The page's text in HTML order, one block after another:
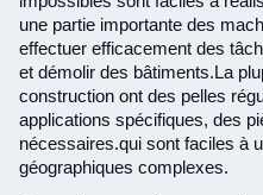
une partie importante des
effectuer efficacement des
et démolir des bâtiments.La
construction ont des pelles
applications spécifiques, des
nécessaires.qui sont faciles à
géographiques complexes.